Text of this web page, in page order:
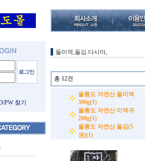
PW 찾기
돌미역,돌김.다시마,
총 12건
울릉도 자연산 돌미역
300g(1)
울릉도 자연산 미역귀
200g(1)
울릉도 자연산 돌김(5
권)(1)